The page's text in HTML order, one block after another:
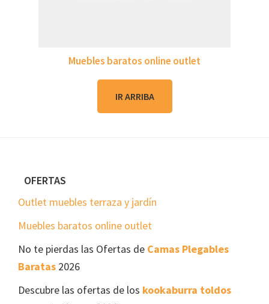
Muebles baratos online outlet
IR ARRIBA
FooterOFERTAS
Outlet muebles terraza y jardín
Muebles baratos online outlet
No te pierdas las Ofertas de Camas Plegables
Baratas 2026
Descubre las ofertas de los kookaburra toldos